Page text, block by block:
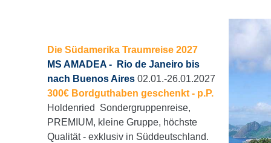
Die Südamerika Traumreise 2027
MS AMADEA - Rio de Janeiro bis
nach Buenos Aires 02.01.-26.01.2027
300€ Bordguthaben geschenkt - p.P.
Holdenried Sondergruppenreise,
PREMIUM, kleine Gruppe, höchste
Qualität - exklusiv in Süddeutschland.